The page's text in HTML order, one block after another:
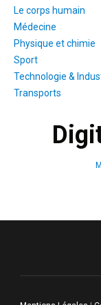
Le corps humain
Médecine
Physique et chimie
Sport
Technologie &
Transports